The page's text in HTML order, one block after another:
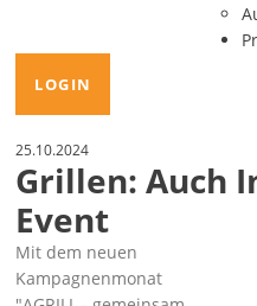
LOGIN
25.10.2024
Grillen: Auch
Event
Mit dem neuen
Kampagnenmonat